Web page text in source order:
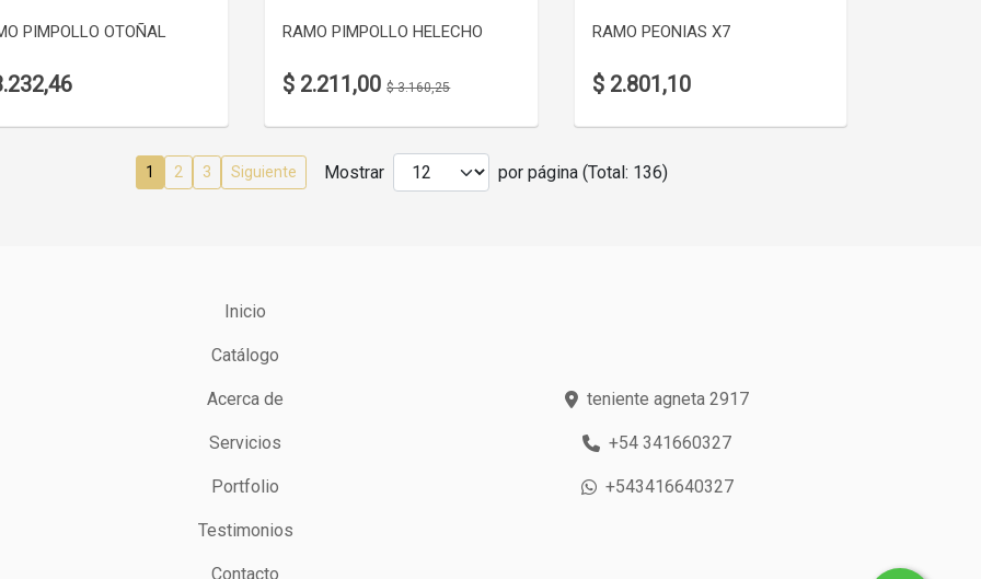
PIMPOLLO OTOÑAL RAMO PIMPOLLO HELECHO
$ 2.211,00$ 3.160,25
RAMO PEONIAS X7
$ 2.801,10
1 2 3 Siguiente Mostrar por página (Total: 136)
Inicio
Catálogo
Acerca de
Servicios
Portfolio
Testimonios
Contacto
teniente agneta 2917
+54 341660327
+543416640327